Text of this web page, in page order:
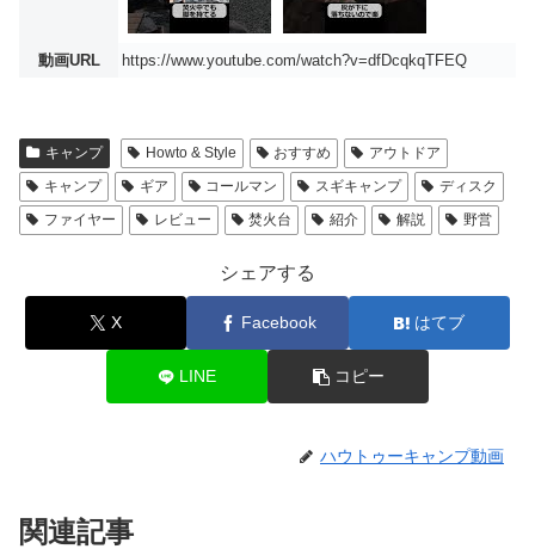
動画URL https://www.youtube.com/watch?v=dfDcqkqTFEQ
キャンプ Howto & Style おすすめ
アウトドア
キャンプ
ギア コールマン スギキャンプ
ディスク
ファイヤー
レビュー 焚火台 紹介 解説 野営
シェアする
X Facebook はてブ
LINE コピー
ハウトゥーキャンプ動画
関連記事